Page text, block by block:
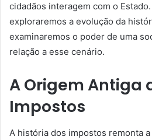
cidadãos interagem com o
exploraremos a evolução da
examinaremos o poder de uma
relação a esse cenário.
A Origem Antiga
Impostos
A história dos impostos remonta